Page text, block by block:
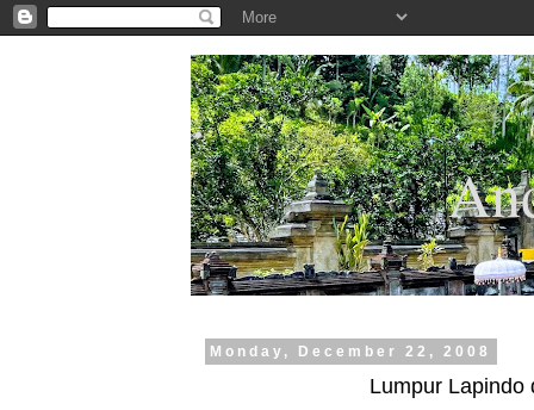
.
Monday, December 22, 2008
Lumpur Lapindo